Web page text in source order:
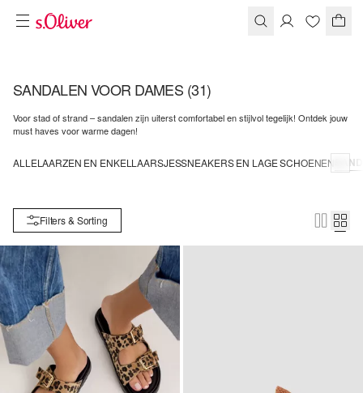
SANDALEN VOOR DAMES (31)
Voor stad of strand – sandalen zijn uiterst comfortabel en stijlvol tegelijk! Ontdek jouw
must haves voor warme dagen!
ALLELAARZEN EN ENKELLAARSJESSNEAKERS EN LAGE SCHOENEN
Filters & Sorting